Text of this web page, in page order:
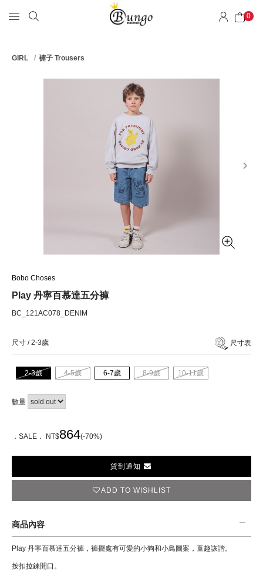
0
GIRL 褲子 Trousers
next
Bobo Choses
Play 丹寧百慕達五分褲
BC_121AC078_DENIM
尺寸 /2-3歲 尺寸表
2-3歲 4-5歲 6-7歲 8-9歲 10-11歲
數量
．SALE． NT$864(-70%)
貨到通知
ADD TO WISHLIST
商品內容
Play 丹寧百慕達五分褲，褲擺處有可愛的小狗和小鳥圖案，童趣詼諧。
按扣拉鍊開口。